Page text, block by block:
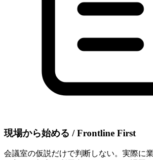
現場から​始める​ / Frontline First
会議室の仮説だけで判断しない。実際に